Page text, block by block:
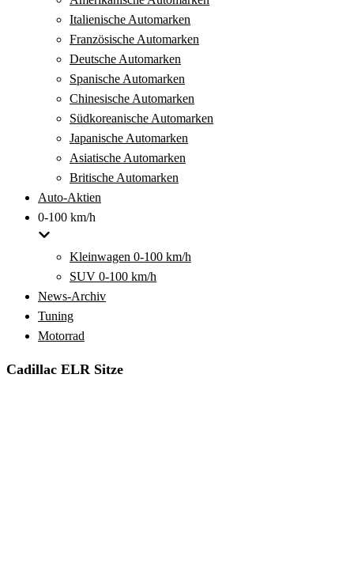
Italienische Automarken
Französische Automarken
Deutsche Automarken
Spanische Automarken
Chinesische Automarken
Südkoreanische Automarken
Japanische Automarken
Asiatische Automarken
Britische Automarken
Auto-Aktien
0-100 km/h
Kleinwagen 0-100 km/h
SUV 0-100 km/h
News-Archiv
Tuning
Motorrad
Cadillac ELR Sitze